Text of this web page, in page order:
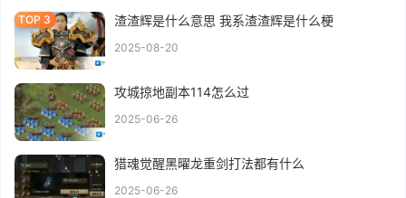
渣渣辉是什么意思 我系渣渣辉是什么梗
2025-08-20
攻城掠地副本114怎么过
2025-06-26
猎魂觉醒黑曜龙重剑打法都有什么
2025-06-26